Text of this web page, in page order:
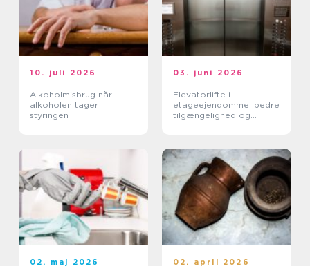
10. juli 2026
Alkoholmisbrug når
alkoholen tager
styringen
03. juni 2026
Elevatorlifte i
etageejendomme: bedre
tilgængelighed og
02. maj 2026 02. april 2026